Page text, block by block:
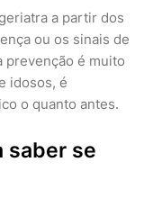
a partir dos
ou os sinais de
prevenção é muito
idosos, é
o quanto antes.
saber se